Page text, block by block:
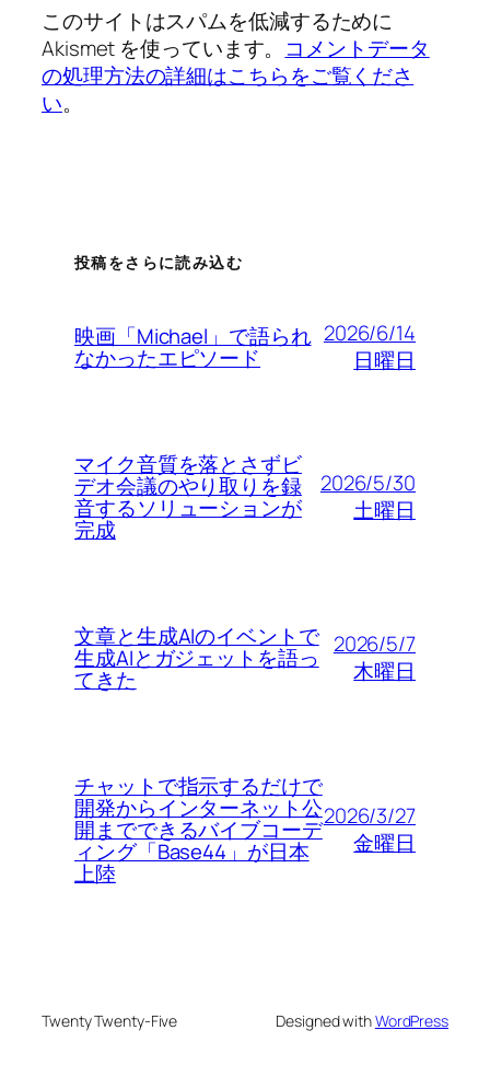
このサイトはスパムを低減するために
Akismet を使っています。 コメントデータ
の処理方法の詳細はこちらをご覧くださ
い。
投稿をさらに読み込む
映画「Michael」で語られ
なかったエピソード
2026/6/14
日曜日
マイク音質を落とさずビ
デオ会議のやり取りを録
音するソリューションが
完成
2026/5/30
土曜日
文章と生成AIのイベントで
生成AIとガジェットを語っ
てきた
2026/5/7
木曜日
チャットで指示するだけで
開発からインターネット公
開までできるバイブコーデ
ィング「Base44」が日本
上陸
2026/3/27
金曜日
Twenty Twenty-Five Designed withWordPress